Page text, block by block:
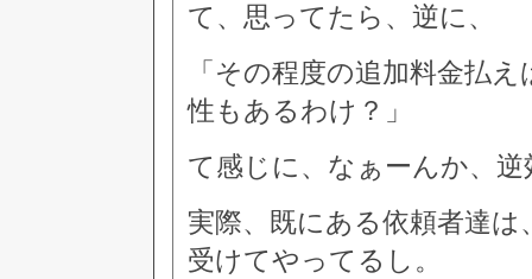
て、思ってたら、逆に、
「その程度の追加料金払
性もあるわけ？」
て感じに、なぁーんか、逆
実際、既にある依頼者達
受けてやってるし。